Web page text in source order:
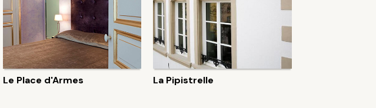
Le Place d'Armes La Pipistrelle